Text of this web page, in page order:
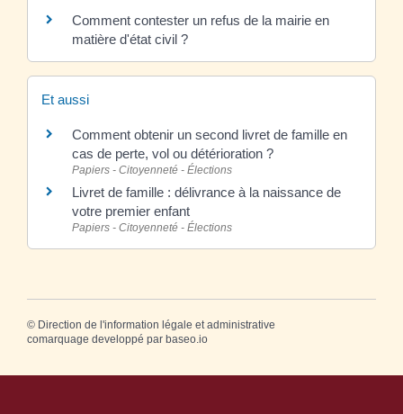
Comment contester un refus de la mairie en
matière d'état civil ?
Et aussi
Comment obtenir un second livret de famille en
cas de perte, vol ou détérioration ?
Papiers - Citoyenneté - Élections
Livret de famille : délivrance à la naissance de
votre premier enfant
Papiers - Citoyenneté - Élections
© Direction de l'information légale et administrative
comarquage developpé par baseo.io